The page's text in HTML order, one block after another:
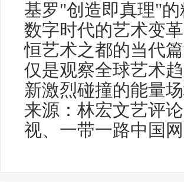
基罗"创造即真理"
数字时代的艺术变
恒艺术之都的当代
仅是观察全球艺术
新激烈碰撞的能量场
来源：林宏文艺评
视、一带一路中国网